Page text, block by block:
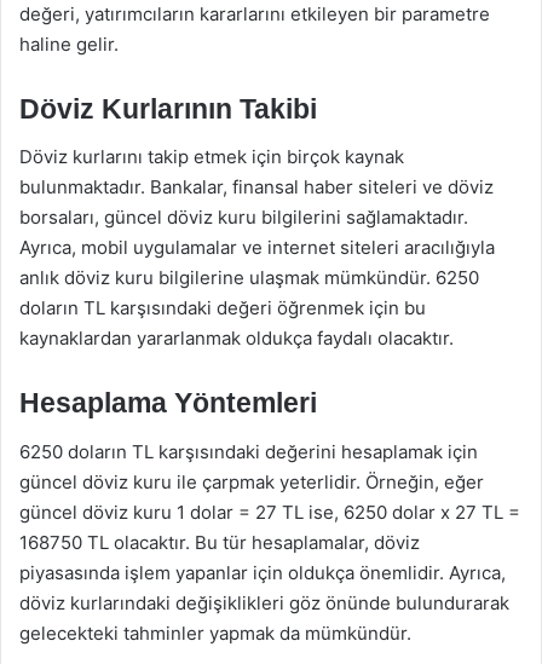
değeri, yatırımcıların kararlarını etkileyen bir parametre
haline gelir.
Döviz Kurlarının Takibi
Döviz kurlarını takip etmek için birçok kaynak
bulunmaktadır. Bankalar, finansal haber siteleri ve döviz
borsaları, güncel döviz kuru bilgilerini sağlamaktadır.
Ayrıca, mobil uygulamalar ve internet siteleri aracılığıyla
anlık döviz kuru bilgilerine ulaşmak mümkündür. 6250
doların TL karşısındaki değeri öğrenmek için bu
kaynaklardan yararlanmak oldukça faydalı olacaktır.
Hesaplama Yöntemleri
6250 doların TL karşısındaki değerini hesaplamak için
güncel döviz kuru ile çarpmak yeterlidir. Örneğin, eğer
güncel döviz kuru 1 dolar = 27 TL ise, 6250 dolar x 27 TL =
168750 TL olacaktır. Bu tür hesaplamalar, döviz
piyasasında işlem yapanlar için oldukça önemlidir. Ayrıca,
döviz kurlarındaki değişiklikleri göz önünde bulundurarak
gelecekteki tahminler yapmak da mümkündür.